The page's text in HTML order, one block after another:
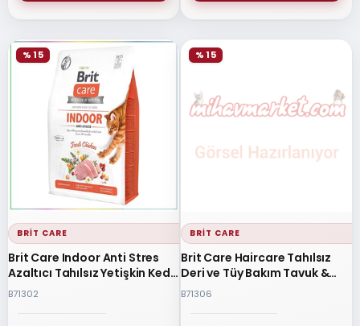
BRIT CARE
Brit Care Indoor Anti Stres
Azaltıcı Tahılsız Yetişkin Kedi
Maması 2 Kg
B71302
% 15
BRIT CARE
Brit Care Haircare Tahılsız
Deri ve Tüy Bakım Tavuk &
Somonlu Yetişkin Kedi
B71306
% 15